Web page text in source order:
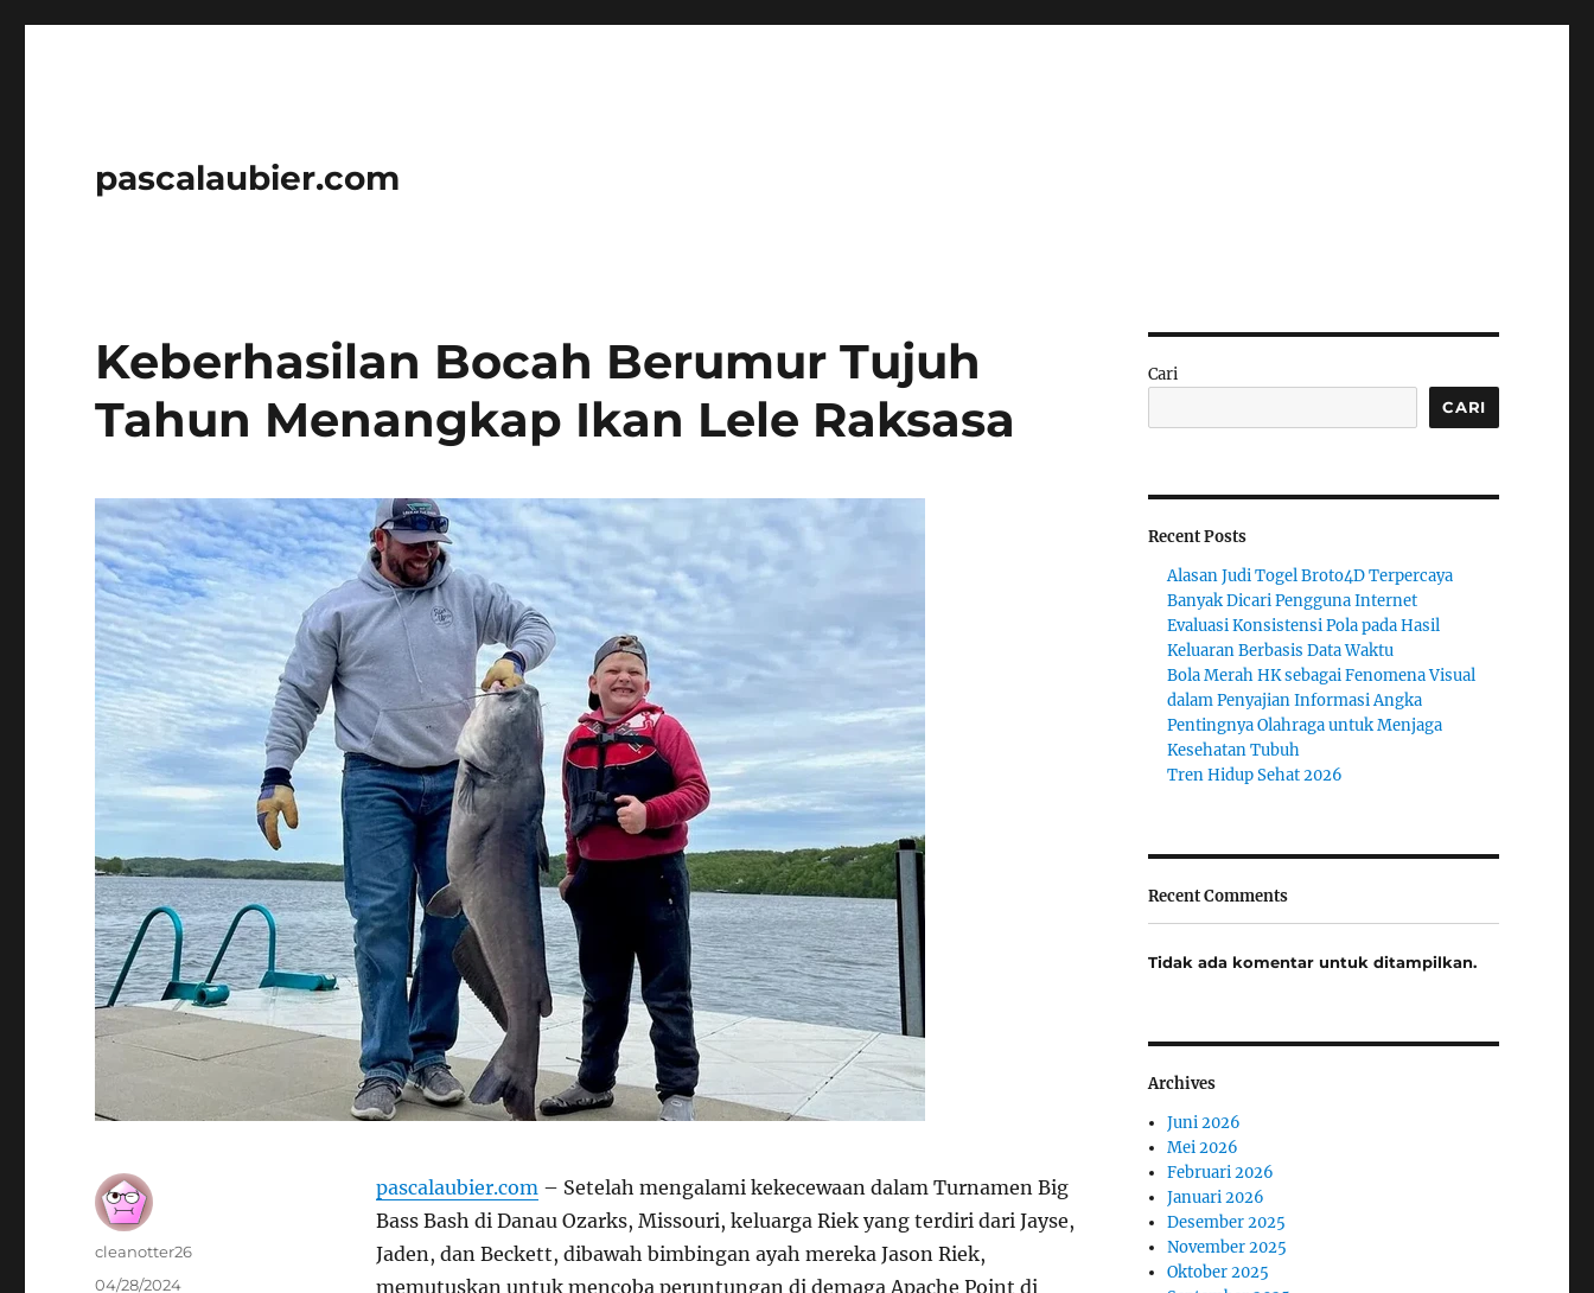
pascalaubier.com
Keberhasilan Bocah Berumur Tujuh
Tahun Menangkap Ikan Lele Raksasa
pascalaubier.com– Setelah mengalami kekecewaan dalam Turnamen Big
Bass Bash di Danau Ozarks, Missouri, keluarga Riek yang terdiri dari Jayse,
Jaden, dan Beckett, dibawah bimbingan ayah mereka Jason Riek,
memutuskan untuk mencoba peruntungan di demaga Apache Point di
Author
cleanotter26
Posted
04/28/2024
Cari
CARI
Recent Posts
Alasan Judi Togel Broto4D Terpercaya
Banyak Dicari Pengguna Internet
Evaluasi Konsistensi Pola pada Hasil
Keluaran Berbasis Data Waktu
Bola Merah HK sebagai Fenomena Visual
dalam Penyajian Informasi Angka
Pentingnya Olahraga untuk Menjaga
Kesehatan Tubuh
Tren Hidup Sehat 2026
Recent Comments
Tidak ada komentar untuk ditampilkan.
Archives
Juni 2026
Mei 2026
Februari 2026
Januari 2026
Desember 2025
November 2025
Oktober 2025